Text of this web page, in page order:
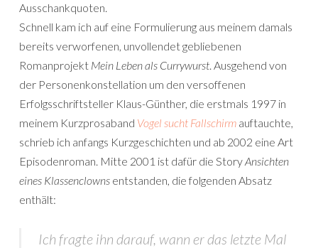
Ausschankquoten.
Schnell kam ich auf eine Formulierung aus meinem damals
bereits verworfenen, unvollendet gebliebenen
Romanprojekt Mein Leben als Currywurst. Ausgehend von
der Personenkonstellation um den versoffenen
Erfolgsschriftsteller Klaus-Günther, die erstmals 1997 in
meinem Kurzprosaband Vogel sucht Fallschirm auftauchte,
schrieb ich anfangs Kurzgeschichten und ab 2002 eine Art
Episodenroman. Mitte 2001 ist dafür die StoryAnsichten
eines Klassenclowns entstanden, die folgenden Absatz
enthält:
Ich fragte ihn darauf, wann er das letzte Mal